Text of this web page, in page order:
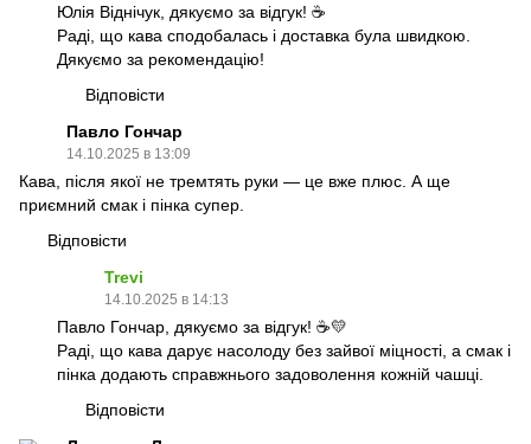
Юлія Віднічук, дякуємо за відгук! ☕
Раді, що кава сподобалась і доставка була швидкою.
Дякуємо за рекомендацію!
Відповісти
Павло Гончар
14.10.2025 в 13:09
Кава, після якої не тремтять руки — це вже плюс. А ще
приємний смак і пінка супер.
Відповісти
Trevi
14.10.2025 в 14:13
Павло Гончар, дякуємо за відгук! ☕💛
Раді, що кава дарує насолоду без зайвої міцності, а смак і
пінка додають справжнього задоволення кожній чашці.
Відповісти